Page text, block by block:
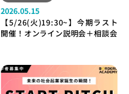
2026.05.15
【5/26(火)19:30~】今期ラスト
開催！オンライン説明会＋相談会